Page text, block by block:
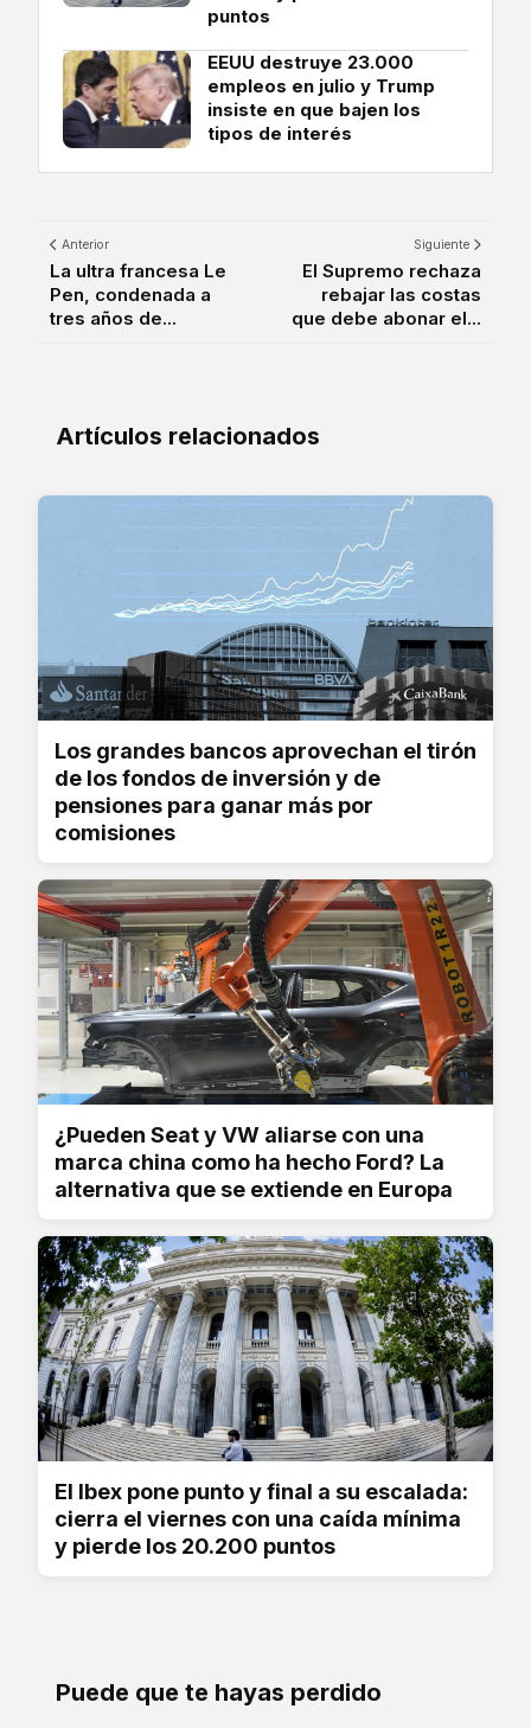
puntos
EEUU destruye 23.000
empleos en julio y Trump
insiste en que bajen los
tipos de interés
Anterior
La ultra francesa Le
Pen, condenada a
tres años de...
Siguiente
El Supremo rechaza
rebajar las costas
que debe abonar el...
Artículos relacionados
Los grandes bancos aprovechan el tirón
de los fondos de inversión y de
pensiones para ganar más por
comisiones
¿Pueden Seat y VW aliarse con una
marca china como ha hecho Ford? La
alternativa que se extiende en Europa
El Ibex pone punto y final a su escalada:
cierra el viernes con una caída mínima
y pierde los 20.200 puntos
Puede que te hayas perdido